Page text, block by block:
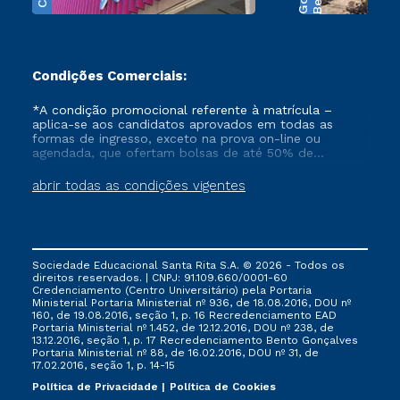
Condições Comerciais:
abrir todas as condições vigentes
*A condição promocional referente à matrícula –
aplica-se aos candidatos aprovados em todas as
formas de ingresso, exceto na prova on-line ou
agendada, que ofertam bolsas de até 50% de
que ainda não tenham efetivado e/ou não tenham
cancelado ou trancado sua matrícula em uma das
FIES, Prouni e outros programas governamentais, e
não se acumula com nenhuma outra campanha
ofertada pela Instituição.
Sociedade Educacional Santa Rita S.A. © 2026 - Todos os
direitos reservados. | CNPJ: 91.109.660/0001-60
Credenciamento (Centro Universitário) pela Portaria
Ministerial Portaria Ministerial nº 936, de 18.08.2016, DOU nº
160, de 19.08.2016, seção 1, p. 16 Recredenciamento EAD
Portaria Ministerial nº 1.452, de 12.12.2016, DOU nº 238, de
13.12.2016, seção 1, p. 17 Recredenciamento Bento Gonçalves
Portaria Ministerial nº 88, de 16.02.2016, DOU nº 31, de
17.02.2016, seção 1, p. 14-15
Política de Privacidade
Política de Cookies